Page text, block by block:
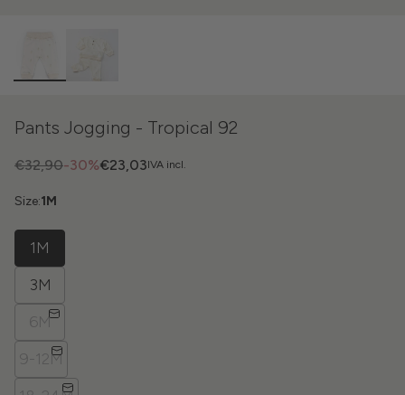
Pants Jogging - Tropical 92
IVA incl.
-30%
€32,90 €23,03
Size:1M
1M
3M
6M
9-12M